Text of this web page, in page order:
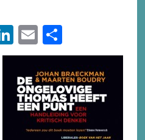
LinkedIn
EmailShare